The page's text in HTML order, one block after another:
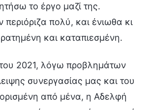
το έργο μαζί της.
περιόριζα πολύ, και ένιωθα κι
και καταπιεσμένη.
2021, λόγω προβλημάτων
συνεργασίας μας και του
από μένα, η Αδελφή